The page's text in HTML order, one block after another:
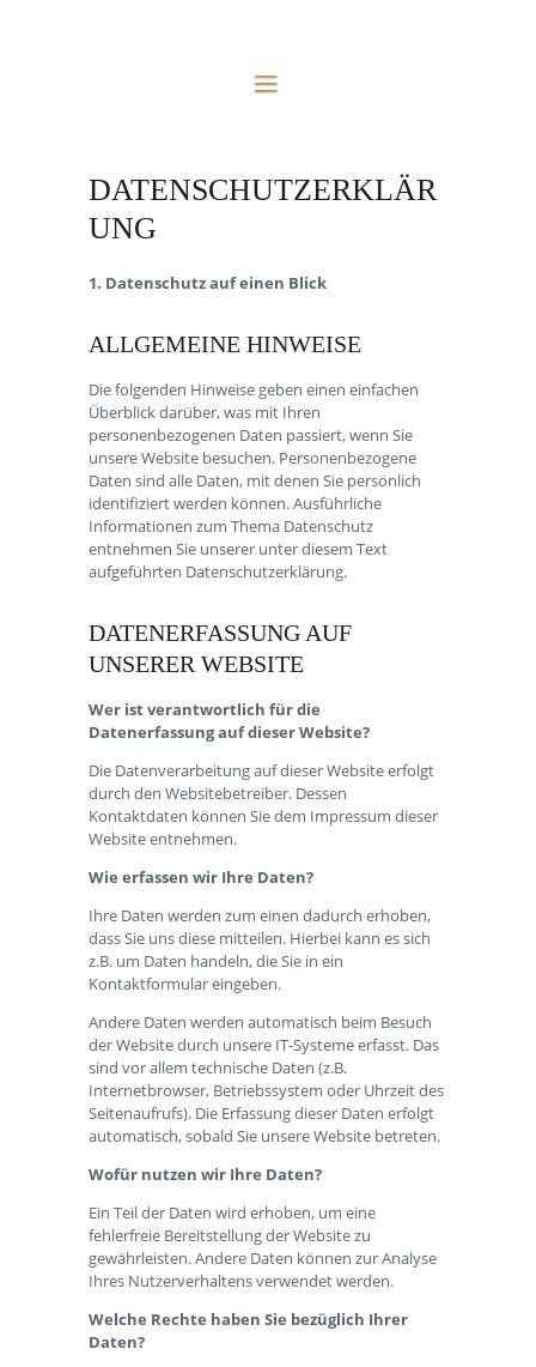
DATENSCHUTZERKLÄR
UNG
1. Datenschutz auf einen Blick
ALLGEMEINE HINWEISE
Die folgenden Hinweise geben einen einfachen
Überblick darüber, was mit Ihren
personenbezogenen Daten passiert, wenn Sie
unsere Website besuchen. Personenbezogene
Daten sind alle Daten, mit denen Sie persönlich
identifiziert werden können. Ausführliche
Informationen zum Thema Datenschutz
entnehmen Sie unserer unter diesem Text
aufgeführten Datenschutzerklärung.
DATENERFASSUNG AUF
UNSERER WEBSITE
Wer ist verantwortlich für die
Datenerfassung auf dieser Website?
Die Datenverarbeitung auf dieser Website erfolgt
durch den Websitebetreiber. Dessen
Kontaktdaten können Sie dem Impressum dieser
Website entnehmen.
Wie erfassen wir Ihre Daten?
Ihre Daten werden zum einen dadurch erhoben,
dass Sie uns diese mitteilen. Hierbei kann es sich
z.B. um Daten handeln, die Sie in ein
Kontaktformular eingeben.
Andere Daten werden automatisch beim Besuch
der Website durch unsere IT-Systeme erfasst. Das
sind vor allem technische Daten (z.B.
Internetbrowser, Betriebssystem oder Uhrzeit des
Seitenaufrufs). Die Erfassung dieser Daten erfolgt
automatisch, sobald Sie unsere Website betreten.
Wofür nutzen wir Ihre Daten?
Ein Teil der Daten wird erhoben, um eine
fehlerfreie Bereitstellung der Website zu
gewährleisten. Andere Daten können zur Analyse
Ihres Nutzerverhaltens verwendet werden.
Welche Rechte haben Sie bezüglich Ihrer
Daten?